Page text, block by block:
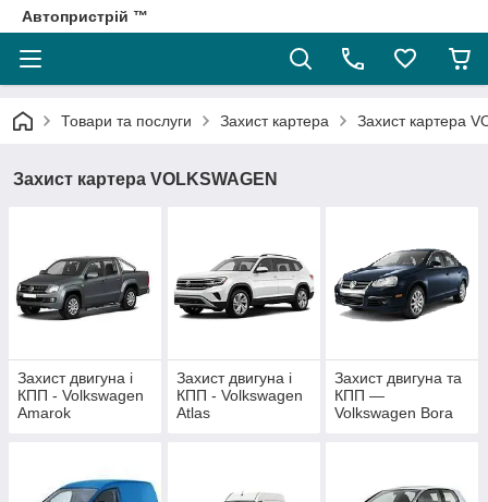
Автопристрій ™
Товари та послуги Захист картера Захист картера
Захист картера VOLKSWAGEN
Захист двигуна і
КПП - Volkswagen
Amarok
Захист двигуна і
КПП - Volkswagen
Atlas
Захист двигуна та
КПП —
Volkswagen Bora